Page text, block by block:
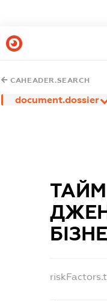
CAHEADER.SEARCH
document.dossier